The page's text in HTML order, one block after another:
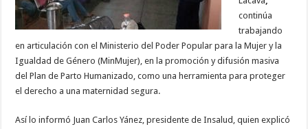
continúa
trabajando
en articulación con el Ministerio del Poder Popular para la Mujer y la
Igualdad de Género (MinMujer), en la promoción y difusión masiva
del Plan de Parto Humanizado, como una herramienta para proteger
el derecho a una maternidad segura.
Así lo informó Juan Carlos Yánez, presidente de Insalud, quien explicó